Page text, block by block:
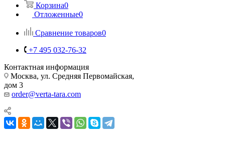
Корзина0
Отложенные0
Сравнение товаров0
+7 495 032-76-32
Контактная информация
Москва, ул. Средняя Первомайская,
дом 3
order@verta-tara.com